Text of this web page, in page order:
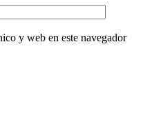
y web en este navegador